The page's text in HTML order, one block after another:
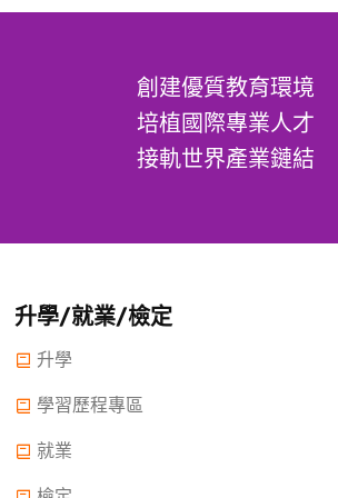
創建優質教育環境
培植國際專業人才
接軌世界產業鏈結
升學/就業/檢定
升學
學習歷程專區
就業